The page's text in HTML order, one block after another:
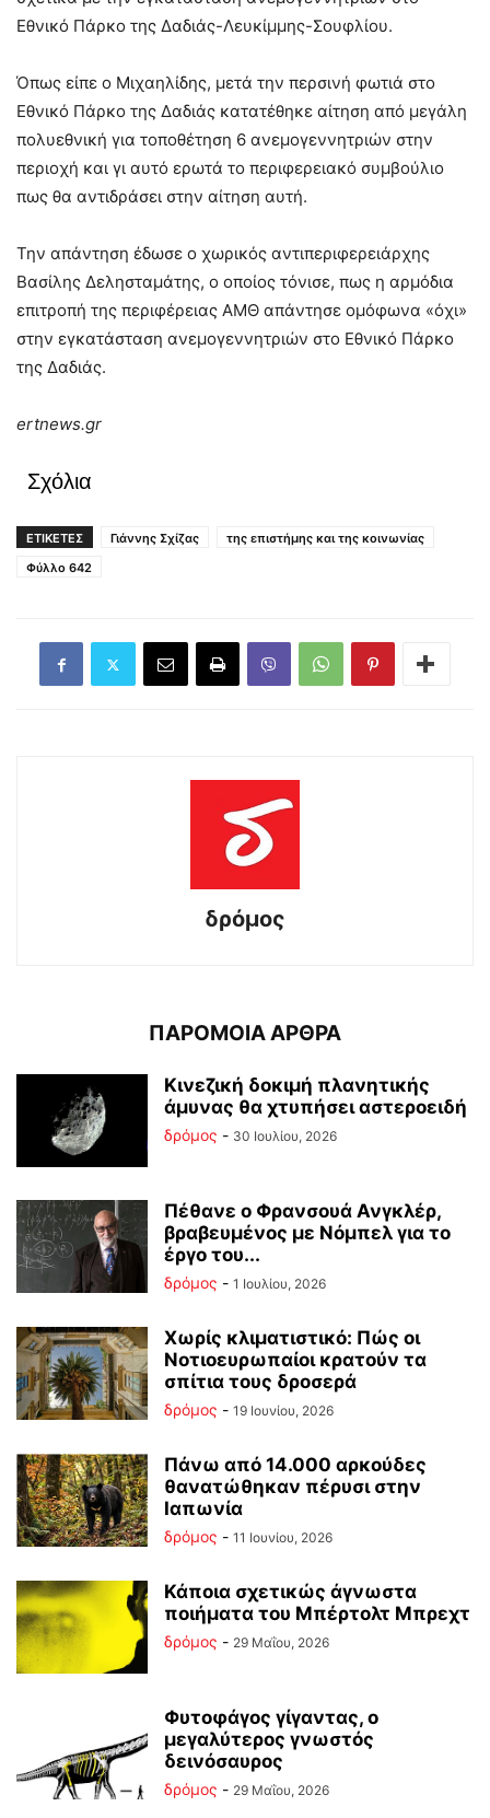
Εθνικό Πάρκο της Δαδιάς-Λευκίμμης-Σουφλίου.
Όπως είπε ο Μιχαηλίδης, μετά την περσινή φωτιά στο
Εθνικό Πάρκο της Δαδιάς κατατέθηκε αίτηση από μεγάλη
πολυεθνική για τοποθέτηση 6 ανεμογεννητριών στην
περιοχή και γι αυτό ερωτά το περιφερειακό συμβούλιο
πως θα αντιδράσει στην αίτηση αυτή.
Την απάντηση έδωσε ο χωρικός αντιπεριφερειάρχης
Βασίλης Δελησταμάτης, ο οποίος τόνισε, πως η αρμόδια
επιτροπή της περιφέρειας ΑΜΘ απάντησε ομόφωνα «όχι»
στην εγκατάσταση ανεμογεννητριών στο Εθνικό Πάρκο
της Δαδιάς.
ertnews.gr
Σχόλια
ΕΤΙΚΕΤΕΣ Γιάννης Σχίζας
της επιστήμης και της κοινωνίας
Φύλλο 642
δρόμος
ΠΑΡΟΜΟΙΑ ΑΡΘΡΑ
Κινεζική δοκιμή πλανητικής
άμυνας θα χτυπήσει αστεροειδή
δρόμος - 30 Ιουλίου, 2026
Πέθανε ο Φρανσουά Ανγκλέρ,
βραβευμένος με Νόμπελ για το
έργο του...
δρόμος - 1 Ιουλίου, 2026
Χωρίς κλιματιστικό: Πώς οι
Νοτιοευρωπαίοι κρατούν τα
σπίτια τους δροσερά
δρόμος - 19 Ιουνίου, 2026
Πάνω από 14.000 αρκούδες
θανατώθηκαν πέρυσι στην
Ιαπωνία
δρόμος - 11 Ιουνίου, 2026
Κάποια σχετικώς άγνωστα
ποιήματα του Μπέρτολτ Μπρεχτ
δρόμος - 29 Μαΐου, 2026
Φυτοφάγος γίγαντας, ο
μεγαλύτερος γνωστός
δεινόσαυρος
δρόμος - 29 Μαΐου, 2026